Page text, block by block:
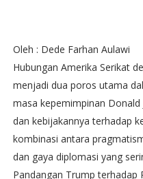
Oleh : Dede Farhan Aulawi
Hubungan Amerika Serikat
menjadi dua poros utama
masa kepemimpinan Donald
dan kebijakannya terhadap
kombinasi antara
dan gaya diplomasi yang
Pandangan Trump terhadap